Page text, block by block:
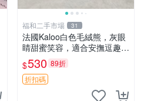
福和二手市場 31
法國Kaloo白色毛絨熊，灰眼
睛甜蜜笑容，適合安撫逗趣可
愛，柔軟面料手感佳。14 白
色安撫熊 毛絨玩具 寶寶逗樂
具
$530 89折
折扣碼